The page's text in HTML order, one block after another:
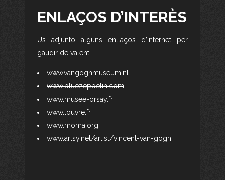
ENLAÇOS D’INTERÈS
Us adjunto alguns enllaços d’Internet per
gaudir de valent:
www.vangoghmuseum.nl
www.bluezeppelin.com
www.musee-orsay.fr
www.louvre.fr
www.moma.org
www.artsy.net/artist/vincent-van-gogh